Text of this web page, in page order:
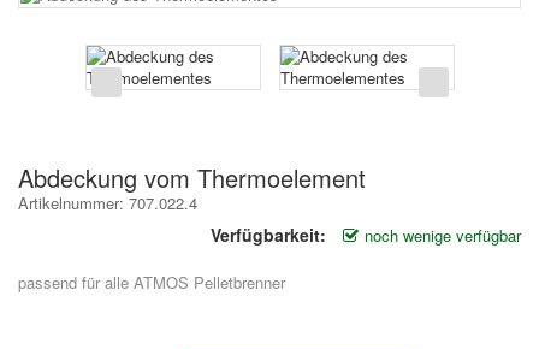
Abdeckung vom Thermoelement
Artikelnummer: 707.022.4
Verfügbarkeit: noch wenige verfügbar
passend für alle ATMOS Pelletbrenner